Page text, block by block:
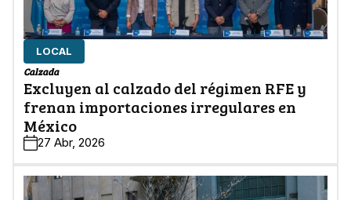
LOCAL
Calzada
Excluyen al calzado del régimen RFE y
frenan importaciones irregulares en
México
27 Abr, 2026